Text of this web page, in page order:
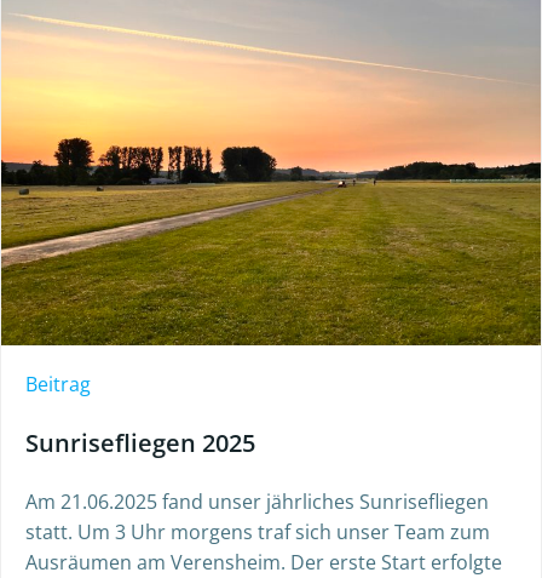
Beitrag
Sunrisefliegen 2025
Am 21.06.2025 fand unser jährliches Sunrisefliegen
statt. Um 3 Uhr morgens traf sich unser Team zum
Ausräumen am Verensheim. Der erste Start erfolgte